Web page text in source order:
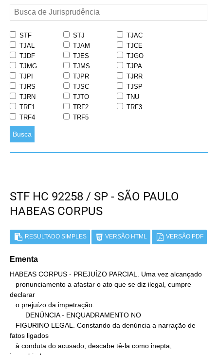
STF STJ
TJAC
TJAL
TJAM
TJCE
TJDF
TJES
TJGO
TJMG
TJMS
TJPA
TJPI
TJPR
TJRR
TJRS
TJSC
TJSP
TJRN
TJTO
TNU
TRF1
TRF2
TRF3
TRF4
TRF5
Busca
STF HC 92258 / SP - SÃO PAULO
HABEAS CORPUS
RESULTADO SIMPLES VERSÃO HTML VERSÃO PDF
Ementa
HABEAS CORPUS - PREJUÍZO PARCIAL. Uma vez alcançado
declarar
fatos ligados